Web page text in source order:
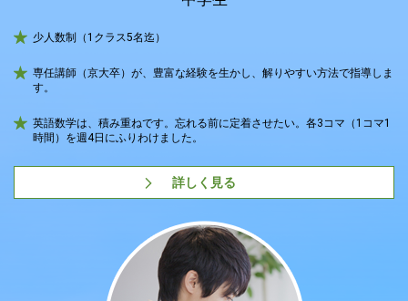
少人数制（1クラス5名迄）
専任講師（京大卒）が、豊富な経験を生かし、解りやすい方法で指導しま
す。
英語数学は、積み重ねです。忘れる前に定着させたい。各3コマ（1コマ1
時間）を週4日にふりわけました。
詳しく見る